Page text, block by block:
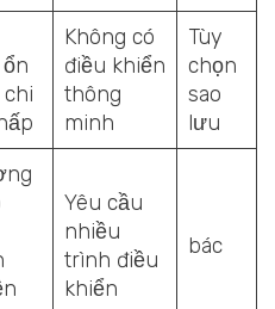
chi
Không có
điều khiển
thông
minh
Tùy
chọn
sao
lưu
Yêu cầu
nhiều
trình điều
khiển
bác